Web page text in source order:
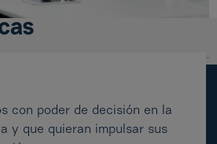
con poder de decisión en la
y que quieran impulsar sus